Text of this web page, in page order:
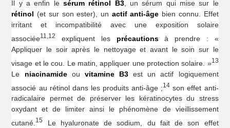
Il y a enfin lesérum rétinol B3, un sérum qui mise sur le
rétinol (et sur son ester), un actif anti-âge bien connu. Effet
irritant et incompatibilité avec une exposition solaire
associée11,12 expliquent les précautionsà prendre : «
Appliquer le soir après le nettoyage et avant le soin sur le
visage et le cou. Le matin, appliquer une protection solaire. »13
Le niacinamideou vitamine B3 est un actif logiquement
associé au rétinol dans les produits anti-âge ;14 son effet anti-
radicalaire permet de préserver les kératinocytes du stress
oxydant et de limiter ainsi le phénomène de vieillissement
cutané. 15
Le hyaluronate de sodium, du fait de son effet